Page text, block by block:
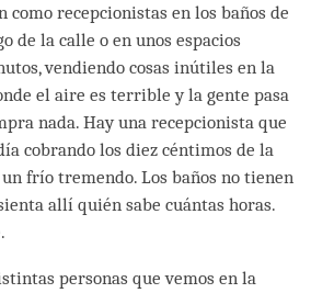
como recepcionistas en los baños de
de la calle o en unos espacios
vendiendo cosas inútiles en la
el aire es terrible y la gente pasa
nada. Hay una recepcionista que
cobrando los diez céntimos de la
un frío tremendo. Los baños no tienen
allí quién sabe cuántas horas.
personas que vemos en la